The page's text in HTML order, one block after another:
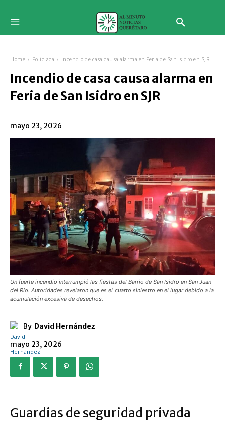
Home Policiaca Incendio de casa causa alarma en Feria de San Isidro en SJR
Incendio de casa causa alarma en
Feria de San Isidro en SJR
mayo 23, 2026
​Un fuerte incendio interrumpió las fiestas del Barrio de San Isidro en San Juan
del Río. Autoridades revelaron que es el cuarto siniestro en el lugar debido a la
acumulación excesiva de desechos.
By David Hernández
mayo 23, 2026
​Guardias de seguridad privada